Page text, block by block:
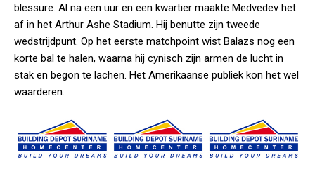
blessure. Al na een uur en een kwartier maakte Medvedev het
af in het Arthur Ashe Stadium. Hij benutte zijn tweede
wedstrijdpunt. Op het eerste matchpoint wist Balazs nog een
korte bal te halen, waarna hij cynisch zijn armen de lucht in
stak en begon te lachen. Het Amerikaanse publiek kon het wel
waarderen.